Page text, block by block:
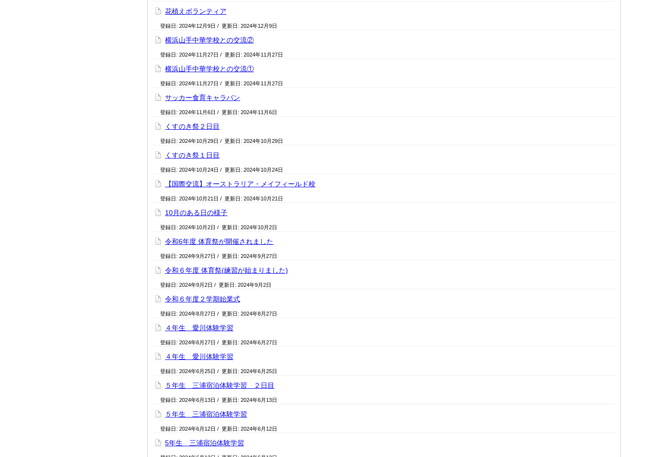
花植えボランティア
登録日: 2024年12月9日 / 更新日: 2024年12月9日
横浜山手中華学校との交流②
登録日: 2024年11月27日 / 更新日: 2024年11月27日
横浜山手中華学校との交流①
登録日: 2024年11月27日 / 更新日: 2024年11月27日
サッカー食育キャラバン
登録日: 2024年11月6日 / 更新日: 2024年11月6日
くすのき祭２日目
登録日: 2024年10月29日 / 更新日: 2024年10月29日
くすのき祭１日目
登録日: 2024年10月24日 / 更新日: 2024年10月24日
【国際交流】オーストラリア・メイフィールド校
登録日: 2024年10月21日 / 更新日: 2024年10月21日
10月のある日の様子
登録日: 2024年10月2日 / 更新日: 2024年10月2日
令和6年度 体育祭が開催されました
登録日: 2024年9月27日 / 更新日: 2024年9月27日
令和６年度 体育祭(練習が始まりました)
登録日: 2024年9月2日 / 更新日: 2024年9月2日
令和６年度２学期始業式
登録日: 2024年8月27日 / 更新日: 2024年8月27日
４年生 愛川体験学習
登録日: 2024年6月27日 / 更新日: 2024年6月27日
４年生 愛川体験学習
登録日: 2024年6月25日 / 更新日: 2024年6月25日
５年生 三浦宿泊体験学習 ２日目
登録日: 2024年6月13日 / 更新日: 2024年6月13日
５年生 三浦宿泊体験学習
登録日: 2024年6月12日 / 更新日: 2024年6月12日
5年生 三浦宿泊体験学習